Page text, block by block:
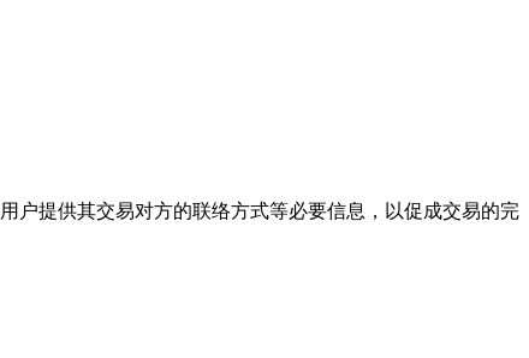
户提供其交易对方的联络方式等必要信息，以促成交易的完